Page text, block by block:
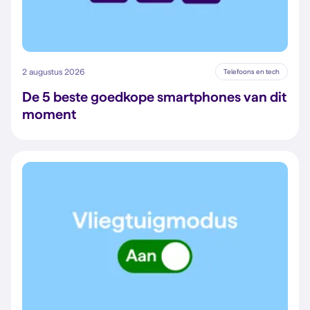
2 augustus 2026 Telefoons en tech
De 5 beste goedkope smartphones van dit
moment